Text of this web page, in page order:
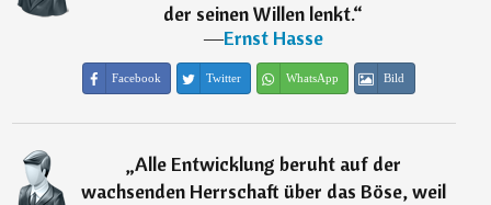
der seinen Willen lenkt.“
―Ernst Hasse
Facebook Twitter WhatsApp Bild
„Alle Entwicklung beruht auf der
wachsenden Herrschaft über das Böse, weil